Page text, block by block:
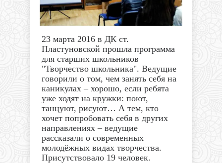
23 марта 2016 в ДК ст.
Пластуновской прошла программа
для старших школьников
"Творчество школьника". Ведущие
говорили о том, чем занять себя на
каникулах – хорошо, если ребята
уже ходят на кружки: поют,
танцуют, рисуют… А тем, кто
хочет попробовать себя в других
направлениях – ведущие
рассказали о современных
молодёжных видах творчества.
Присутствовало 19 человек.